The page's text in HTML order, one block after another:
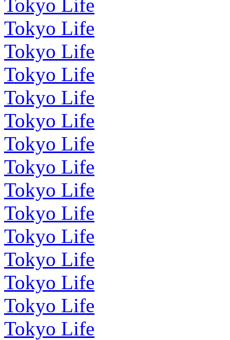
Tokyo Life
Tokyo Life
Tokyo Life
Tokyo Life
Tokyo Life
Tokyo Life
Tokyo Life
Tokyo Life
Tokyo Life
Tokyo Life
Tokyo Life
Tokyo Life
Tokyo Life
Tokyo Life
Tokyo Life